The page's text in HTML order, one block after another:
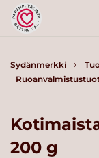
Sydänmerkki
200 g